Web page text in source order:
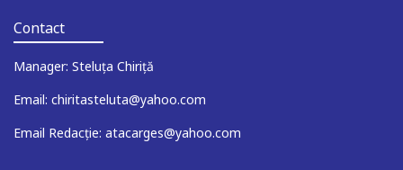
Contact
Manager: Steluța Chiriță
Email: chiritasteluta@yahoo.com
Email Redacție: atacarges@yahoo.com